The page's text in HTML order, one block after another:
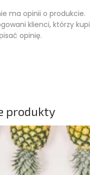
ma opinii o produkcie.
klienci, którzy
opinię.
produkty
Zakres
cen:
od 3,90 zł
do 9,16 zł
Ten
produkt
ma
wiele